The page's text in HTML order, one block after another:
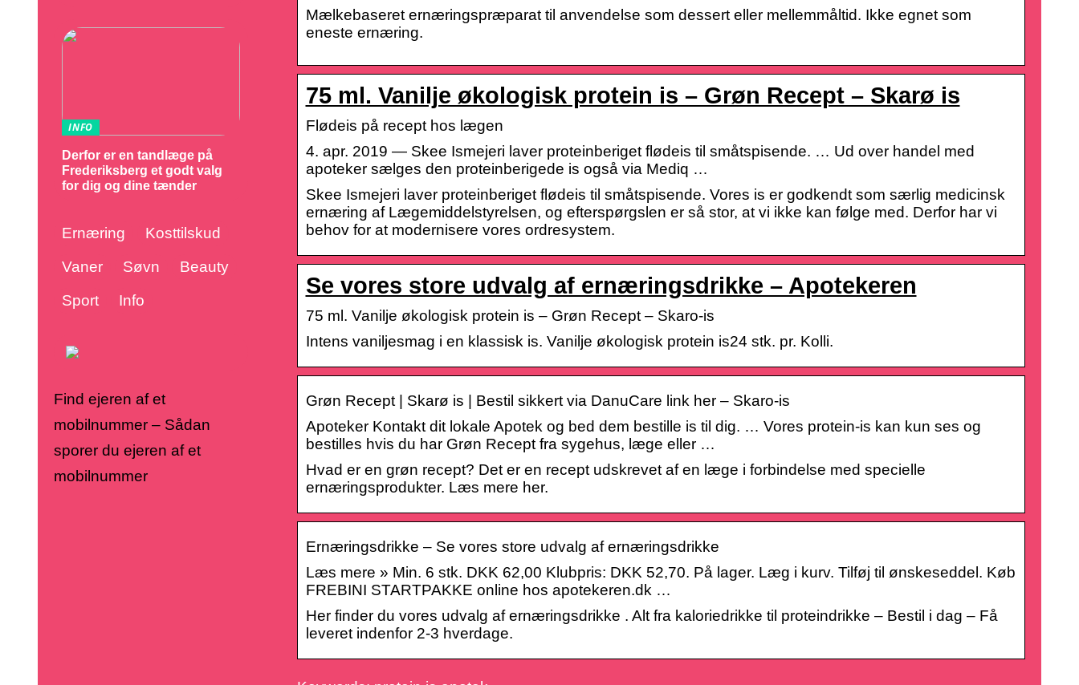
Mælkebaseret ernæringspræparat til anvendelse som dessert eller mellemmåltid. Ikke egnet som
eneste ernæring.
75 ml. Vanilje økologisk protein is – Grøn Recept – Skarø is
Flødeis på recept hos lægen
4. apr. 2019 — Skee Ismejeri laver proteinberiget flødeis til småtspisende. … Ud over handel med
apoteker sælges den proteinberigede is også via Mediq …
Skee Ismejeri laver proteinberiget flødeis til småtspisende. Vores is er godkendt som særlig medicinsk
ernæring af Lægemiddelstyrelsen, og efterspørgslen er så stor, at vi ikke kan følge med. Derfor har vi
behov for at modernisere vores ordresystem.
Se vores store udvalg af ernæringsdrikke – Apotekeren
75 ml. Vanilje økologisk protein is – Grøn Recept – Skaro-is
Intens vaniljesmag i en klassisk is. Vanilje økologisk protein is24 stk. pr. Kolli.
Grøn Recept | Skarø is | Bestil sikkert via DanuCare link her – Skaro-is
Apoteker Kontakt dit lokale Apotek og bed dem bestille is til dig. … Vores protein-is kan kun ses og
bestilles hvis du har Grøn Recept fra sygehus, læge eller …
Hvad er en grøn recept? Det er en recept udskrevet af en læge i forbindelse med specielle
ernæringsprodukter. Læs mere her.
Ernæringsdrikke – Se vores store udvalg af ernæringsdrikke
Læs mere » Min. 6 stk. DKK 62,00 Klubpris: DKK 52,70. På lager. Læg i kurv. Tilføj til ønskeseddel. Køb
FREBINI STARTPAKKE online hos apotekeren.dk …
Her finder du vores udvalg af ernæringsdrikke . Alt fra kaloriedrikke til proteindrikke – Bestil i dag – Få
leveret indenfor 2-3 hverdage.
INFO
Derfor er en tandlæge på
Frederiksberg et godt valg
for dig og dine tænder
Ernæring
Kosttilskud
Vaner
Søvn
Beauty
Sport
Info
Find ejeren af et
mobilnummer – Sådan
sporer du ejeren af et
mobilnummer